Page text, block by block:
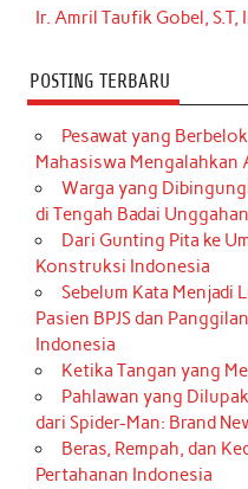
Ir. Amril Taufik Gobel, S.T,
POSTING TERBARU
Pesawat yang
Mahasiswa Mengalahkan
Warga yang
di Tengah Badai Unggahan
Dari Gunting Pita ke
Konstruksi Indonesia
Sebelum Kata Menjadi
Pasien BPJS dan
Indonesia
Ketika Tangan yang
Pahlawan yang
dari Spider-Man: Brand
Beras, Rempah, dan
Pertahanan Indonesia